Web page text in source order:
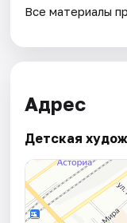
Все материалы
Адрес
Детская